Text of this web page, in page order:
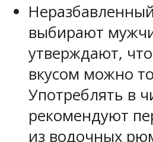
выбирают
утверждают,
вкусом можно
Употреблять в
рекомендуют
из водочных